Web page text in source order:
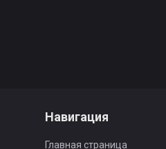
Навигация
Главная страница